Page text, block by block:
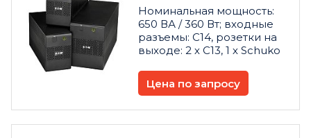
Номинальная мощность:
650 ВА / 360 Вт; входные
разъемы: C14, розетки на
выходе: 2 х C13, 1 х Schuko
Цена по запросу